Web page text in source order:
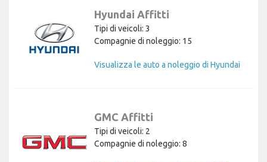
Hyundai Affitti
Tipi di veicoli: 3
Compagnie di noleggio: 15
Visualizza le auto a noleggio di Hyundai
GMC Affitti
Tipi di veicoli: 2
Compagnie di noleggio: 8